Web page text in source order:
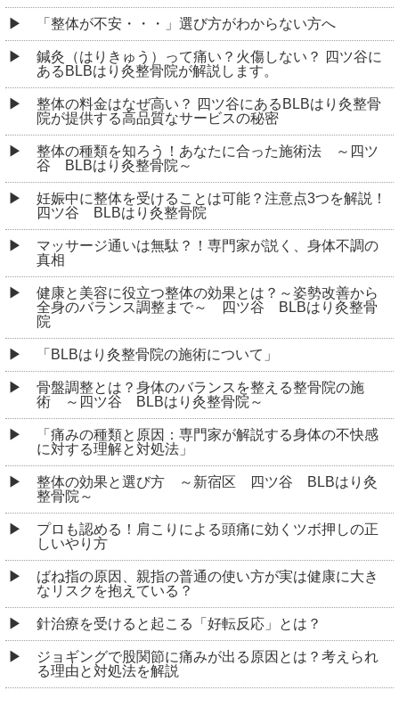
「整体が不安・・・」選び方がわからない方へ
鍼灸（はりきゅう）って痛い？火傷しない？ 四ツ谷に
あるBLBはり灸整骨院が解説します。
整体の料金はなぜ高い？ 四ツ谷にあるBLBはり灸整骨
院が提供する高品質なサービスの秘密
整体の種類を知ろう！あなたに合った施術法 ～四ツ
谷 BLBはり灸整骨院～
妊娠中に整体を受けることは可能？注意点3つを解説！
四ツ谷 BLBはり灸整骨院
マッサージ通いは無駄？！専門家が説く、身体不調の
真相
健康と美容に役立つ整体の効果とは？～姿勢改善から
全身のバランス調整まで～ 四ツ谷 BLBはり灸整骨
院
「BLBはり灸整骨院の施術について」
骨盤調整とは？身体のバランスを整える整骨院の施
術 ～四ツ谷 BLBはり灸整骨院～
「痛みの種類と原因：専門家が解説する身体の不快感
に対する理解と対処法」
整体の効果と選び方 ～新宿区 四ツ谷 BLBはり灸
整骨院～
プロも認める！肩こりによる頭痛に効くツボ押しの正
しいやり方
ばね指の原因、親指の普通の使い方が実は健康に大き
なリスクを抱えている？
針治療を受けると起こる「好転反応」とは？
ジョギングで股関節に痛みが出る原因とは？考えられ
る理由と対処法を解説